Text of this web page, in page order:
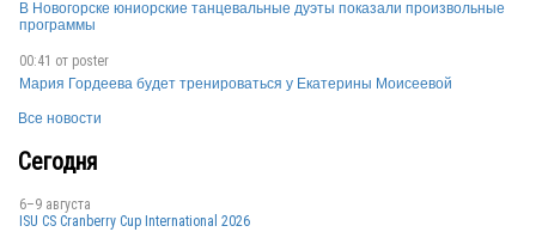
RUS
В Новогорске юниорские танцевальные дуэты показали произвольные
программы
00:41 от poster
Мария Гордеева будет тренироваться у Екатерины Моисеевой
Все новости
Сегодня
6–9 августа
ISU CS Cranberry Cup International 2026